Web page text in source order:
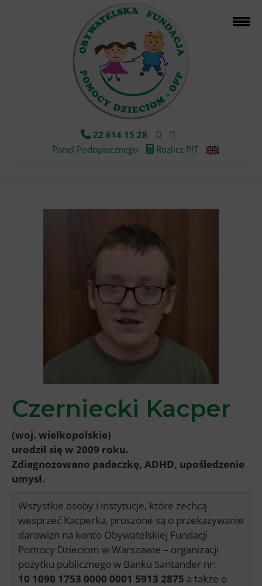
22 614 15 28
Panel Podopiecznego
Rozlicz PIT
Czerniecki Kacper
(woj. wielkopolskie)
urodził się w 2009 roku.
Zdiagnozowano padaczkę, ADHD, upośledzenie
umysł.
Wszystkie osoby i instytucje, które zechcą
wesprzeć Kacperka, proszone są o przekazywanie
darowizn na konto Obywatelskiej Fundacji
Pomocy Dzieciom w Warszawie – organizacji
pożytku publicznego w Banku Santander nr:
10 1090 1753 0000 0001 5913 2875 a także o